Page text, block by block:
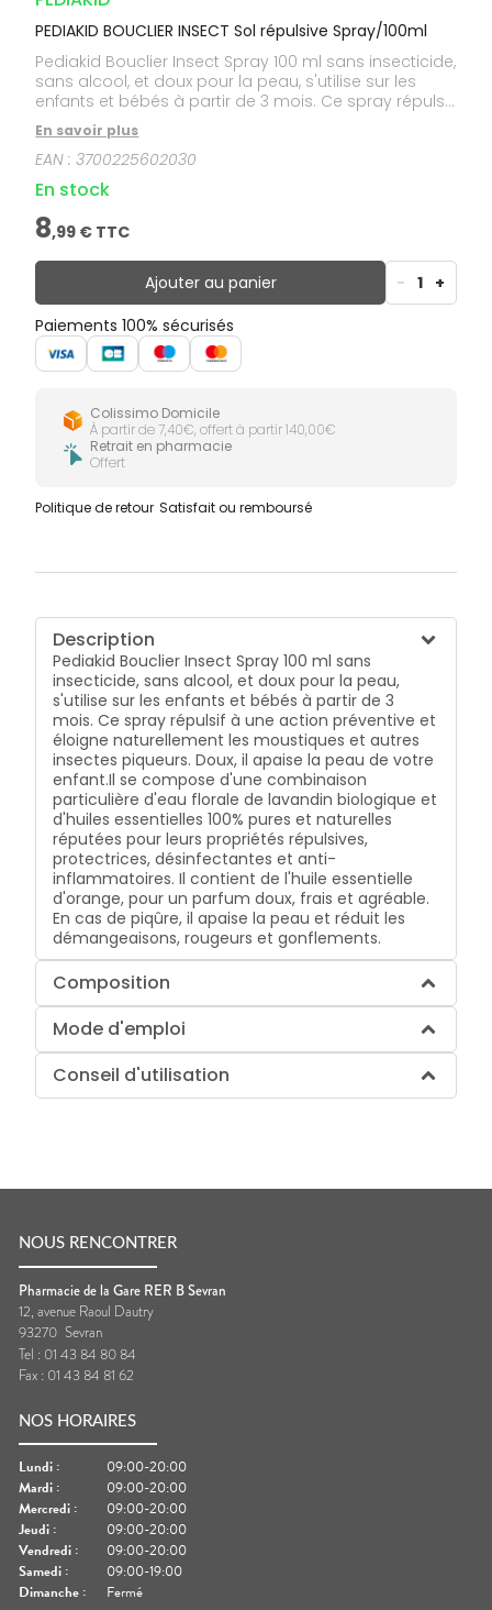
PEDIAKID BOUCLIER INSECT Sol répulsive Spray/100ml
Pediakid Bouclier Insect Spray 100 ml sans insecticide,
sans alcool, et doux pour la peau, s'utilise sur les
enfants et bébés à partir de 3 mois. Ce spray répulsif
à une action préventive et éloigne naturellement les
moustiques et autres insectes piqueurs. Doux, il
apaise la peau de votre enfant.Il se compose d'une
combinaison particulière d'eau florale de lavandin
biologique et d'huiles essentielles 100% pures et
naturelles réputées pour leurs propriétés répulsives,
protectrices, désinfectantes et anti-inflammatoires. Il
contient de l'huile essentielle d'orange, pour un
parfum doux, frais et agréable. En cas de piqûre, il
apaise la peau et réduit les démangeaisons,
rougeurs et gonflements.
En savoir plus
EAN :3700225602030
En stock
8,99 € TTC
Ajouter au panier - 1 +
Paiements 100% sécurisés
Colissimo Domicile
À partir de 7,40€, offert à partir 140,00€
Retrait en pharmacie
Offert
Politique de retour Satisfait ou remboursé
Description
Pediakid Bouclier Insect Spray 100 ml sans
insecticide, sans alcool, et doux pour la peau,
s'utilise sur les enfants et bébés à partir de 3
mois. Ce spray répulsif à une action préventive et
éloigne naturellement les moustiques et autres
insectes piqueurs. Doux, il apaise la peau de votre
enfant.Il se compose d'une combinaison
particulière d'eau florale de lavandin biologique et
d'huiles essentielles 100% pures et naturelles
réputées pour leurs propriétés répulsives,
protectrices, désinfectantes et anti-
inflammatoires. Il contient de l'huile essentielle
d'orange, pour un parfum doux, frais et agréable.
En cas de piqûre, il apaise la peau et réduit les
démangeaisons, rougeurs et gonflements.
Composition
Mode d'emploi
Conseil d'utilisation
NOUS RENCONTRER
Pharmacie de la Gare RER B Sevran
12, avenue Raoul Dautry
93270 Sevran
Tel : 01 43 84 80 84
Fax : 01 43 84 81 62
NOS HORAIRES
Lundi :
09:00-20:00
Mardi :
09:00-20:00
Mercredi :
09:00-20:00
Jeudi :
09:00-20:00
Vendredi :
09:00-20:00
Samedi :
09:00-19:00
Dimanche : Fermé